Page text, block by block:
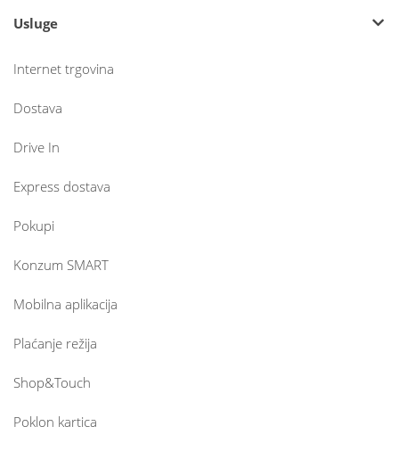
Usluge
Internet trgovina
Dostava
Drive In
Express dostava
Pokupi
Konzum SMART
Mobilna aplikacija
Plaćanje režija
Shop&Touch
Poklon kartica